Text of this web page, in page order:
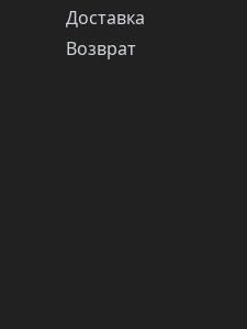
Доставка
Возврат